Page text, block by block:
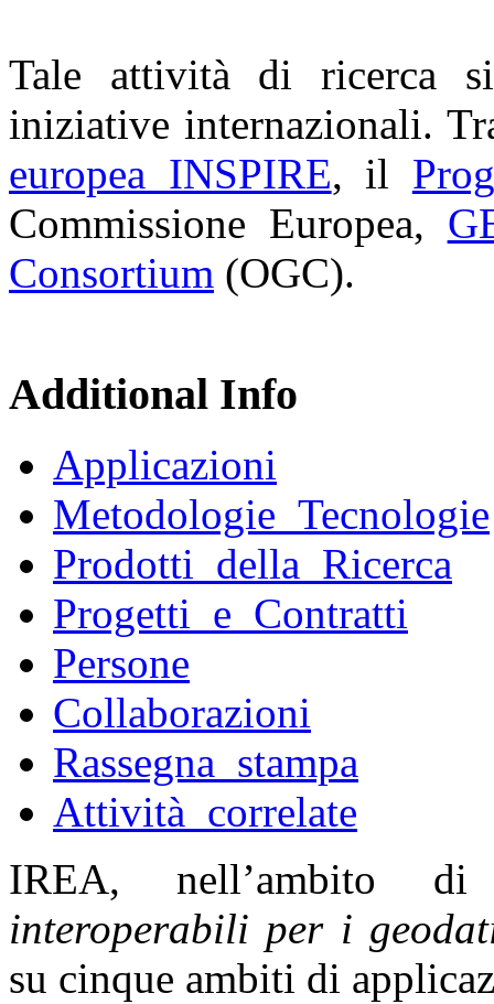
Tale attività di ricerca
iniziative internazionali.
europea INSPIRE, il
Commissione Europea,
Consortium (OGC).
Additional Info
Applicazioni
Metodologie_Tecnologie
Prodotti_della_Ricerca
Progetti_e_Contratti
Persone
Collaborazioni
Rassegna_stampa
Attività_correlate
IREA, nell’ambito
interoperabili per i
su cinque ambiti di